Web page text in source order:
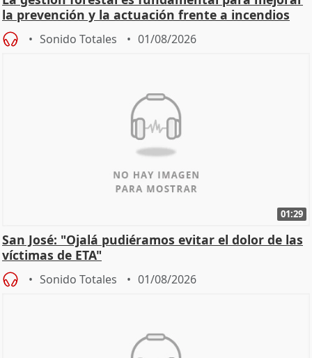
la prevención y la actuación frente a incendios
Sonido Totales 01/08/2026
01:29
San José: "Ojalá pudiéramos evitar el dolor de las
víctimas de ETA"
Sonido Totales 01/08/2026